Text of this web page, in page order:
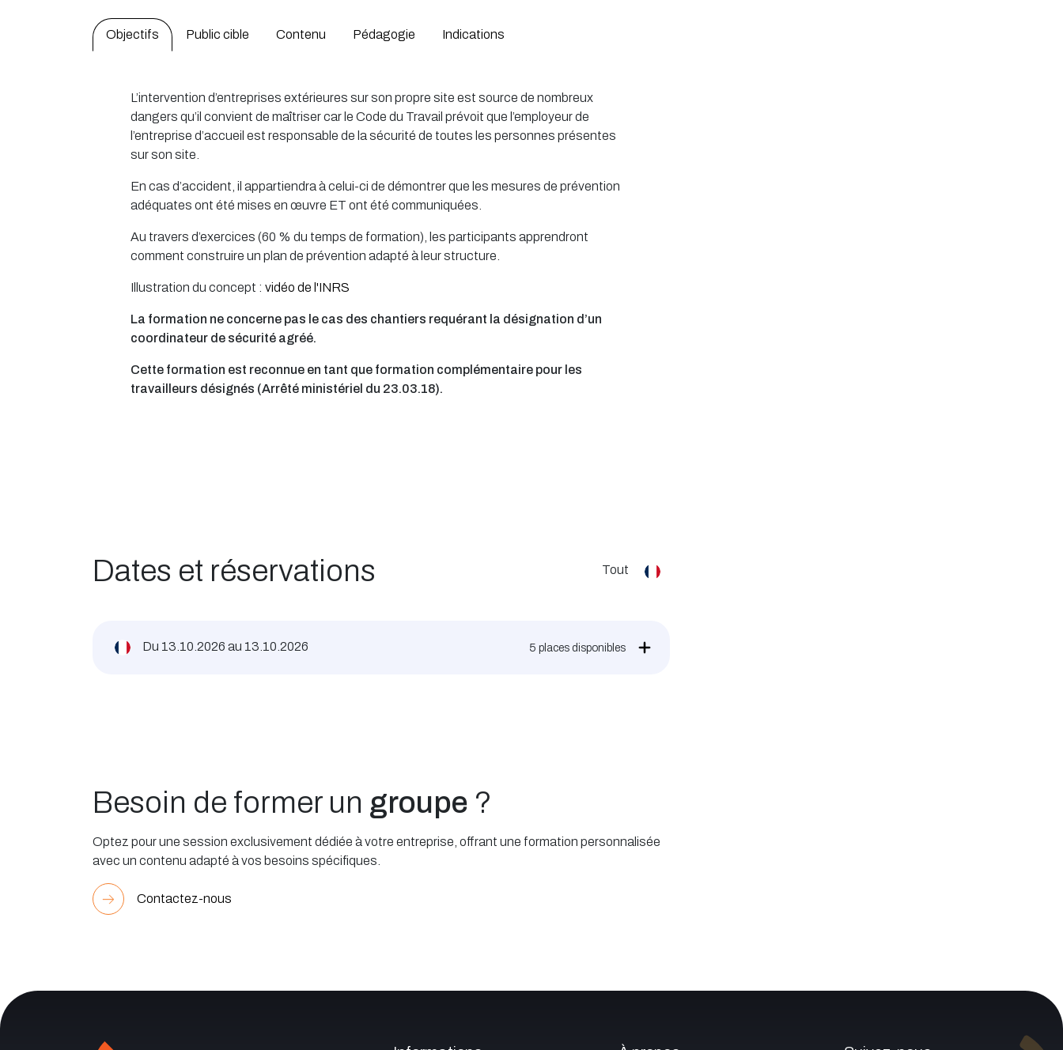
Objectifs Public cible Contenu Pédagogie Indications
L’intervention d’entreprises extérieures sur son propre site est source de nombreux
dangers qu’il convient de maîtriser car le Code du Travail prévoit que l’employeur de
l’entreprise d’accueil est responsable de la sécurité de toutes les personnes présentes
sur son site.
En cas d’accident, il appartiendra à celui-ci de démontrer que les mesures de prévention
adéquates ont été mises en œuvre ET ont été communiquées.
Au travers d’exercices (60 % du temps de formation), les participants apprendront
comment construire un plan de prévention adapté à leur structure.
Illustration du concept : vidéo de l'INRS
La formation ne concerne pas le cas des chantiers requérant la désignation d’un
coordinateur de sécurité agréé.
Cette formation est reconnue en tant que formation complémentaire pour les
travailleurs désignés (Arrêté ministériel du 23.03.18).
Dates et réservations Tout
Du 13.10.2026 au 13.10.2026 5 places disponibles
Besoin de former un groupe ?
Optez pour une session exclusivement dédiée à votre entreprise, offrant une formation personnalisée
avec un contenu adapté à vos besoins spécifiques.
Contactez-nous